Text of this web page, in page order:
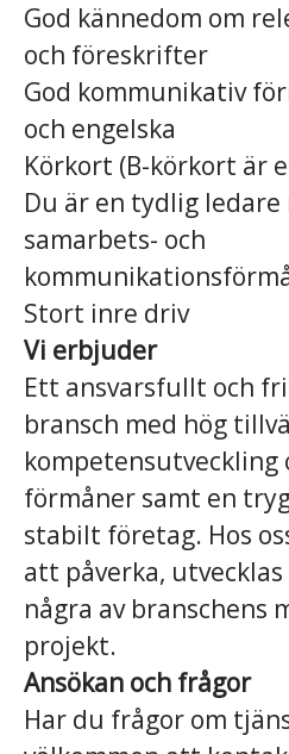
God kännedom om
och föreskrifter
God kommunikativ
och engelska
Körkort (B-körkort är
Du är en tydlig ledare
samarbets- och
Stort inre driv
Vi erbjuder
Ett ansvarsfullt och
bransch med hög
kompetensutveckling
förmåner samt en
stabilt företag. Hos
att påverka,
några av branschens
projekt.
Ansökan och frågor
Har du frågor om